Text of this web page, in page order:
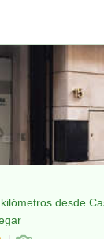
desde